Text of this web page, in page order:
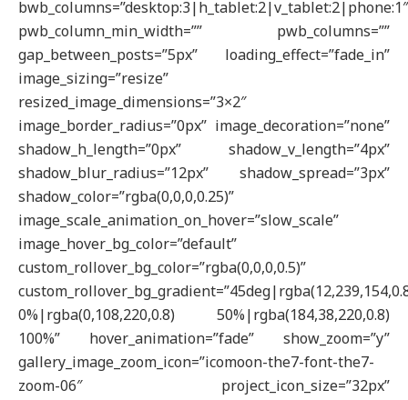
bwb_columns=”desktop:3|h_tablet:2|v_tablet:2|phone:1″
pwb_column_min_width=”” pwb_columns=””
gap_between_posts=”5px” loading_effect=”fade_in”
image_sizing=”resize”
resized_image_dimensions=”3×2″
image_border_radius=”0px” image_decoration=”none”
shadow_h_length=”0px” shadow_v_length=”4px”
shadow_blur_radius=”12px” shadow_spread=”3px”
shadow_color=”rgba(0,0,0,0.25)”
image_scale_animation_on_hover=”slow_scale”
image_hover_bg_color=”default”
custom_rollover_bg_color=”rgba(0,0,0,0.5)”
0%|rgba(0,108,220,0.8) 50%|rgba(184,38,220,0.8)
100%” hover_animation=”fade” show_zoom=”y”
gallery_image_zoom_icon=”icomoon-the7-font-the7-
zoom-06″ project_icon_size=”32px”